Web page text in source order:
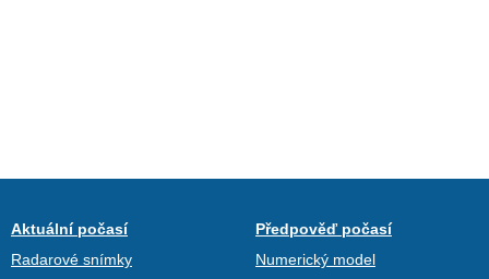
Aktuální počasí
Radarové snímky
Předpověď počasí
Numerický model